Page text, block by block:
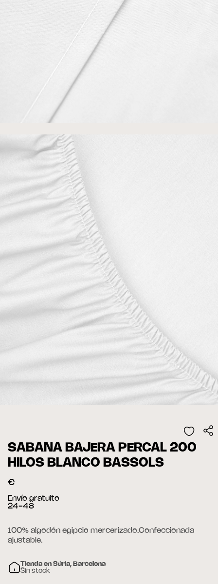
SABANA BAJERA PERCAL 200
HILOS BLANCO BASSOLS
€
Envío gratuito
24-48
100% algodón egipcio mercerizado.Confeccionada
ajustable.
Tienda en Súria, Barcelona
Sin stock